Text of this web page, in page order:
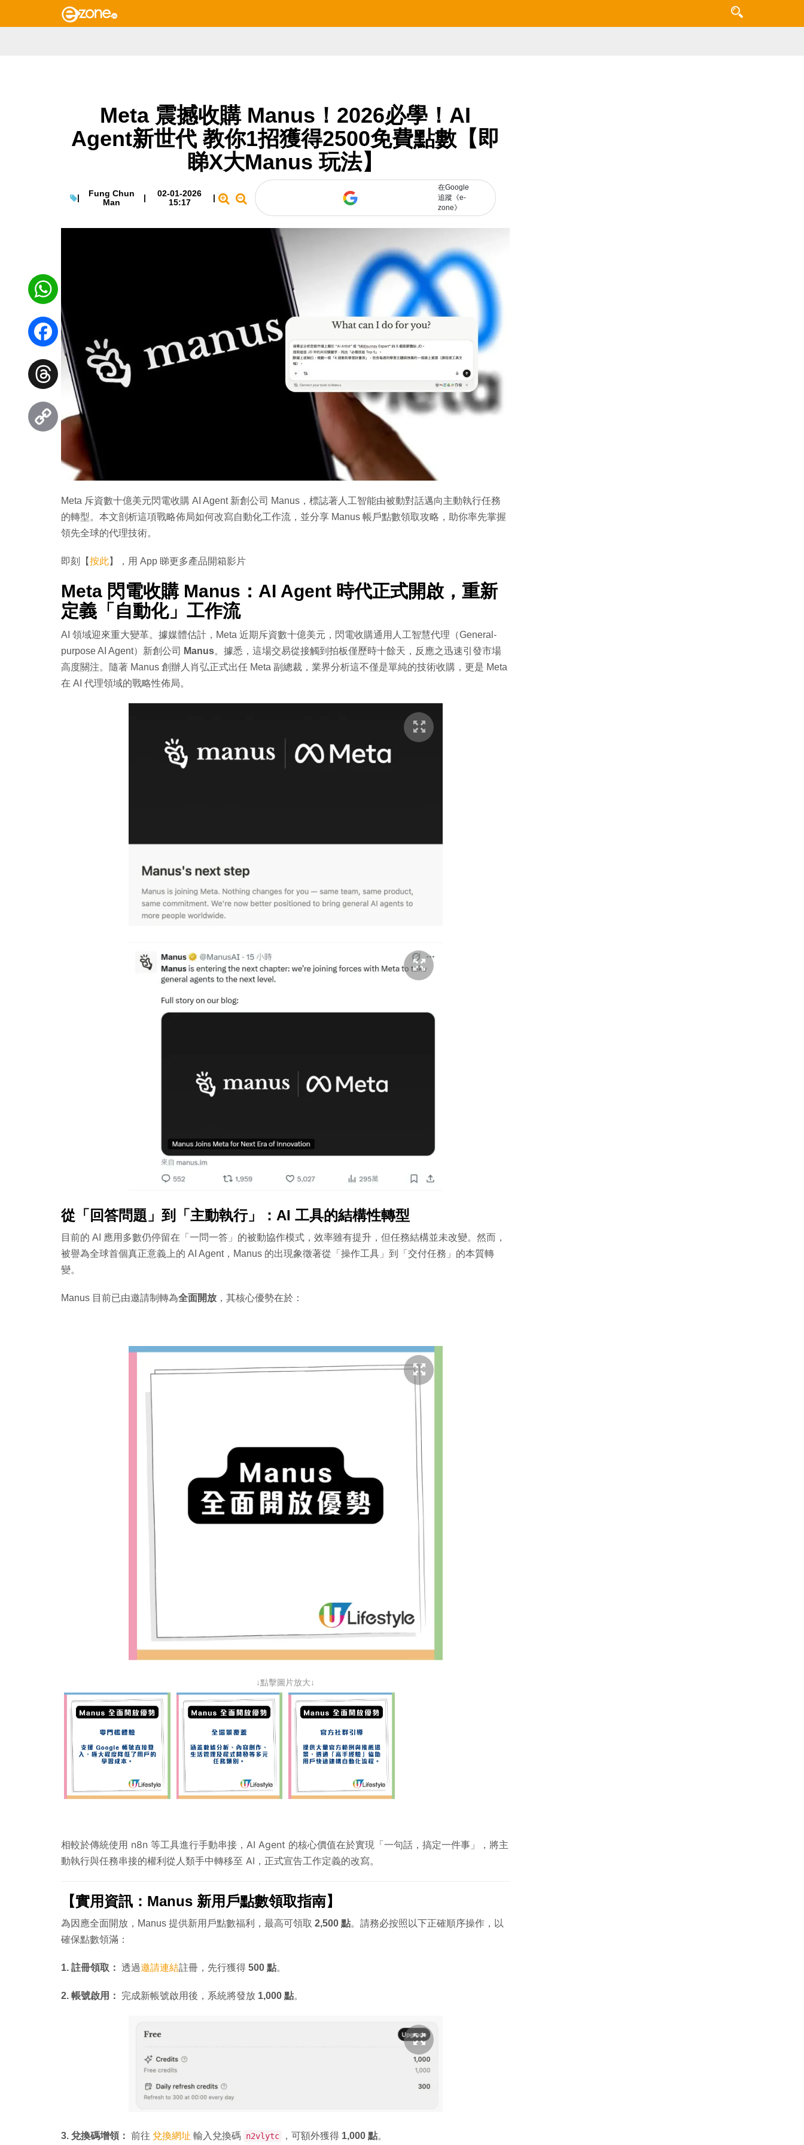
Meta 震撼收購 Manus！2026必學！AI
Agent新世代 教你1招獲得2500免費點數【即
睇X大Manus 玩法】
|
Fung Chun
Man
|
02-01-2026
15:17
|
在Google
追蹤《e-
zone》
Meta 斥資數十億美元閃電收購 AI Agent 新創公司 Manus，標誌著人工智能由被動對話邁向主動執行任務
的轉型。本文剖析這項戰略佈局如何改寫自動化工作流，並分享 Manus 帳戶點數領取攻略，助你率先掌握
領先全球的代理技術。
即刻【按此】，用 App 睇更多產品開箱影片
Meta 閃電收購 Manus：AI Agent 時代正式開啟，重新
定義「自動化」工作流
AI 領域迎來重大變革。據媒體估計，Meta 近期斥資數十億美元，閃電收購通用人工智慧代理（General-
purpose AI Agent）新創公司
Manus。據悉，這場交易從接觸到拍板僅歷時十餘天，反應之迅速引發市場
高度關注。隨著 Manus 創辦人肖弘正式出任 Meta 副總裁，業界分析這不僅是單純的技術收購，更是 Meta
在 AI 代理領域的戰略性佈局。
從「回答問題」到「主動執行」：AI 工具的結構性轉型
目前的 AI 應用多數仍停留在「一問一答」的被動協作模式，效率雖有提升，但任務結構並未改變。然而，
被譽為全球首個真正意義上的 AI Agent，Manus 的出現象徵著從「操作工具」到「交付任務」的本質轉
變。
Manus 目前已由邀請制轉為全面開放 ，其核心優勢在於：
↓點擊圖片放大↓
相較於傳統使用 n8n 等工具進行手動串接，AI Agent 的核心價值在於實現「一句話，搞定一件事」，將主
動執行與任務串接的權利從人類手中轉移至 AI，正式宣告工作定義的改寫。
【實用資訊：Manus 新用戶點數領取指南】
為因應全面開放，Manus 提供新用戶點數福利，最高可領取 2,500 點。請務必按照以下正確順序操作，以
確保點數領滿：
1. 註冊領取： 透過邀請連結註冊，先行獲得 500 點。
2. 帳號啟用： 完成新帳號啟用後，系統將發放 1,000 點。
3. 兌換碼增領： 前往 兌換網址 輸入兌換碼 n2vlytc ，可額外獲得 1,000 點。
WhatsApp
Facebook
Threads